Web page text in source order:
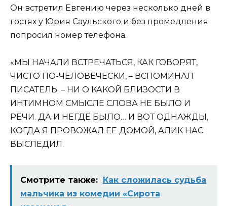
Он встретил Евгению через несколько дней в
гостях у Юрия Саульского и без промедления
попросил номер телефона.
«МЫ НАЧАЛИ ВСТРЕЧАТЬСЯ, КАК ГОВОРЯТ,
ЧИСТО ПО-ЧЕЛОВЕЧЕСКИ, – ВСПОМИНАЛ
ПИСАТЕЛЬ. – НИ О КАКОЙ БЛИЗОСТИ В
ИНТИМНОМ СМЫСЛЕ СЛОВА НЕ БЫЛО И
РЕЧИ. ДА И НЕГДЕ БЫЛО… И ВОТ ОДНАЖДЫ,
КОГДА Я ПРОВОЖАЛ ЕЕ ДОМОЙ, АЛИК НАС
ВЫСЛЕДИЛ.
Смотрите также: Как сложилась судьба
мальчика из комедии «Сирота